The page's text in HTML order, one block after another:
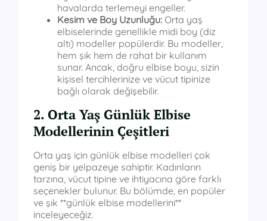
havalarda terlemeyi engeller.
Kesim ve Boy Uzunluğu: Orta yaş
elbiselerinde genellikle midi boy (diz
altı) modeller popülerdir. Bu modeller,
hem şık hem de rahat bir kullanım
sunar. Ancak, doğru elbise boyu, sizin
kişisel tercihlerinize ve vücut tipinize
bağlı olarak değişebilir.
2. Orta Yaş Günlük Elbise
Modellerinin Çeşitleri
Orta yaş için günlük elbise modelleri çok
geniş bir yelpazeye sahiptir. Kadınların
tarzına, vücut tipine ve ihtiyacına göre farklı
seçenekler bulunur. Bu bölümde, en popüler
ve şık **günlük elbise modellerini**
inceleyeceğiz.